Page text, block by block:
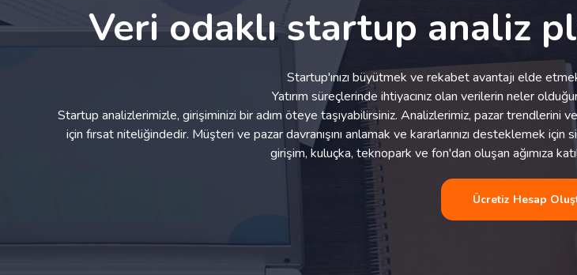
Veri odaklı startup analiz
Startup'ınızı büyütmek ve rekabet avantajı elde
Yatırım süreçlerinde ihtiyacınız olan verilerin neler
Startup analizlerimizle, girişiminizi bir adım öteye taşıyabilirsiniz. Analizlerimiz, pazar trendlerini
için fırsat niteliğindedir. Müşteri ve pazar davranışını anlamak ve kararlarınızı desteklemek
girişim, kuluçka, teknopark ve fon'dan oluşan ağımıza
Ücretiz Hesap